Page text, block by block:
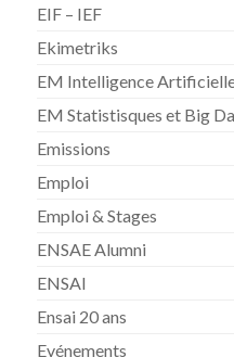
EIF – IEF
Ekimetriks
EM Intelligence
EM Statistisques et Big
Emissions
Emploi
Emploi & Stages
ENSAE Alumni
ENSAI
Ensai 20 ans
Evénements